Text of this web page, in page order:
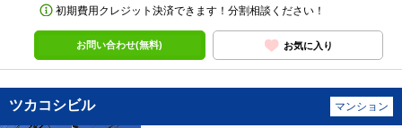
初期費用クレジット決済できます！分割相談ください！
お問い合わせ(無料) お気に入り
ツカコシビル マンション